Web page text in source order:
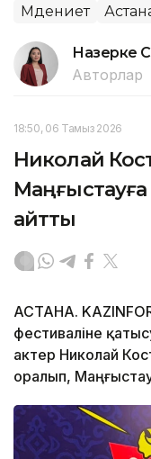
Мәдениет
Назерке
Авторлар
18:50, 06 Тамыз 2026
Николай
Маңғыстауға
айтты
АСТАНА.
фестиваліне
актер Николай
оралып,